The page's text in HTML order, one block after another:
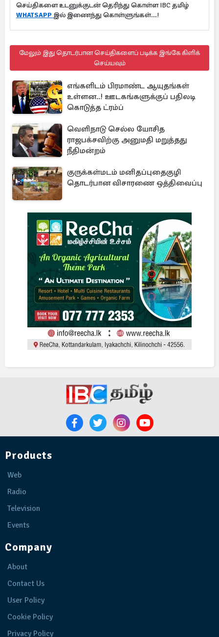
செய்திகளை உடனுக்குடன் தெரிந்து கொள்ள IBC தமிழ்
WHATSAPP இல் இணைந்து கொள்ளுங்கள்...!
மேலும் இது தொடர்பான செய்திகளைப் படிக்க இங்கே கிளிக்
செய்யவும்
எங்களிடம் பிரமாண்ட ஆயுதங்கள்
உள்ளன..! ஊடகங்களுக்குப் பதிலடி
கொடுத்த ட்ரம்ப்
வெளிநாடு செல்ல யோசித
ராஜபக்சவிற்கு அனுமதி மறுத்தது
நீதிமன்றம்
குருக்கள்மடம் மனிதப்புதைகுழி
தொடர்பான விசாரணை ஒத்திவைப்பு
Products
Web
Radio
Television
Events
Company
About
Contact Us
User Policy
Cookie Policy
Privacy Policy